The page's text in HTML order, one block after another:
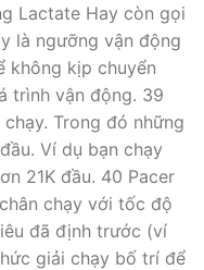
Lactate Hay còn gọi
là ngưỡng vận động
không kịp chuyển
trình vận động. 39
Trong đó những
Ví dụ bạn chạy
21K đầu. 40 Pacer
chạy với tốc độ
đã định trước (ví
giải chạy bố trí để